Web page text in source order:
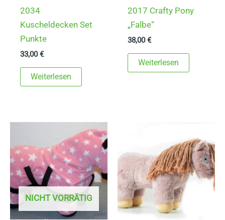
2034
Kuscheldecken Set
Punkte
33,00€
Weiterlesen
2017 Crafty Pony
„Falbe“
38,00€
Weiterlesen
NICHT VORRÄTIG